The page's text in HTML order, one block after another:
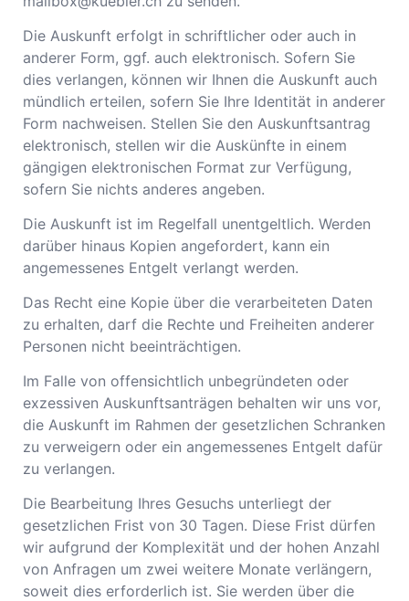
Die Auskunft erfolgt in schriftlicher oder auch in
anderer Form, ggf. auch elektronisch. Sofern Sie
dies verlangen, können wir Ihnen die Auskunft auch
mündlich erteilen, sofern Sie Ihre Identität in anderer
Form nachweisen. Stellen Sie den Auskunftsantrag
elektronisch, stellen wir die Auskünfte in einem
gängigen elektronischen Format zur Verfügung,
sofern Sie nichts anderes angeben.
Die Auskunft ist im Regelfall unentgeltlich. Werden
darüber hinaus Kopien angefordert, kann ein
angemessenes Entgelt verlangt werden.
Das Recht eine Kopie über die verarbeiteten Daten
zu erhalten, darf die Rechte und Freiheiten anderer
Personen nicht beeinträchtigen.
Im Falle von offensichtlich unbegründeten oder
exzessiven Auskunftsanträgen behalten wir uns vor,
die Auskunft im Rahmen der gesetzlichen Schranken
zu verweigern oder ein angemessenes Entgelt dafür
zu verlangen.
Die Bearbeitung Ihres Gesuchs unterliegt der
gesetzlichen Frist von 30 Tagen. Diese Frist dürfen
wir aufgrund der Komplexität und der hohen Anzahl
von Anfragen um zwei weitere Monate verlängern,
soweit dies erforderlich ist. Sie werden über die